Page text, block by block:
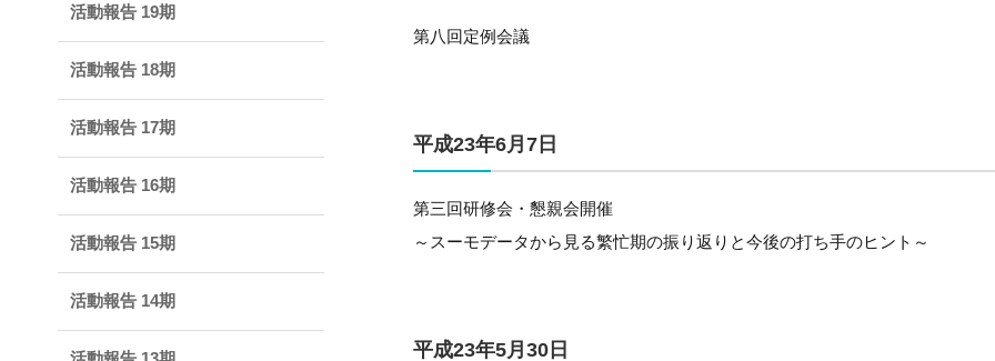
第八回定例会議
平成23年6月7日
第三回研修会・懇親会開催
～スーモデータから見る繁忙期の振り返りと今後の打ち手のヒント～
平成23年5月30日
活動報告 19期
活動報告 18期
活動報告 17期
活動報告 16期
活動報告 15期
活動報告 14期